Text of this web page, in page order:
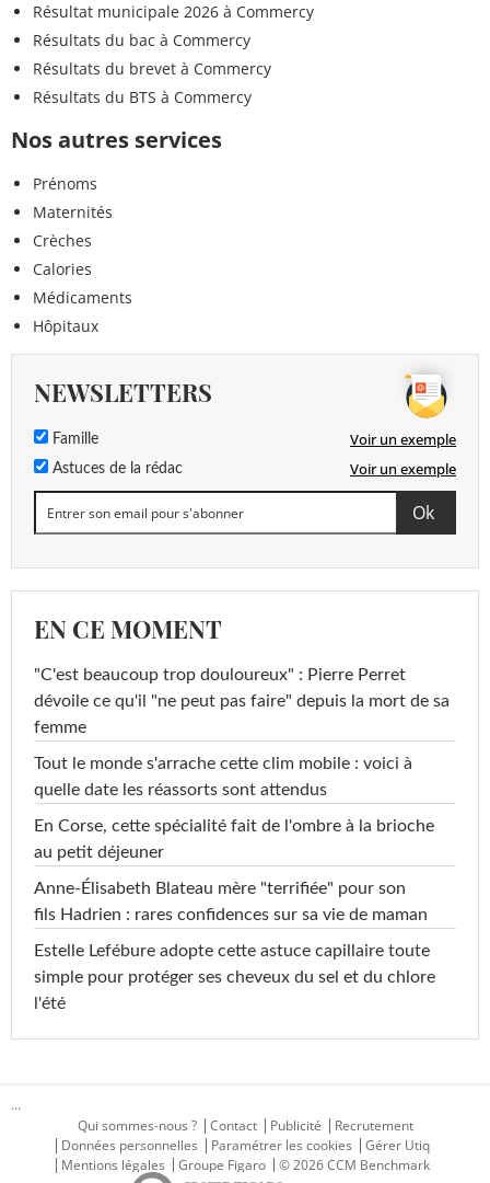
Résultat municipale 2026 à Commercy
Résultats du bac à Commercy
Résultats du brevet à Commercy
Résultats du BTS à Commercy
Nos autres services
Prénoms
Maternités
Crèches
Calories
Médicaments
Hôpitaux
NEWSLETTERS
Famille Voir un exemple
Astuces de la rédac Voir un exemple
EN CE MOMENT
"C'est beaucoup trop douloureux" : Pierre Perret
dévoile ce qu'il "ne peut pas faire" depuis la mort de sa
femme
Tout le monde s'arrache cette clim mobile : voici à
quelle date les réassorts sont attendus
En Corse, cette spécialité fait de l'ombre à la brioche
au petit déjeuner
Anne-Élisabeth Blateau mère "terrifiée" pour son
fils Hadrien : rares confidences sur sa vie de maman
Estelle Lefébure adopte cette astuce capillaire toute
simple pour protéger ses cheveux du sel et du chlore
l'été
...
Qui sommes-nous ?
Contact Publicité
Recrutement
Données personnelles
Paramétrer les cookies
Gérer Utiq
Mentions légales
Groupe Figaro © 2026 CCM Benchmark